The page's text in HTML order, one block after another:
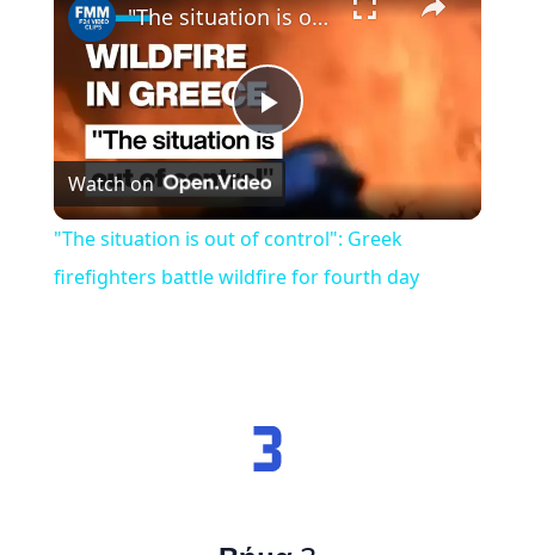
Play
Video
"The situation is out of control": Greek firefighters battle wildfire for fourth day
Watch on
"The situation is out of control": Greek
firefighters battle wildfire for fourth day